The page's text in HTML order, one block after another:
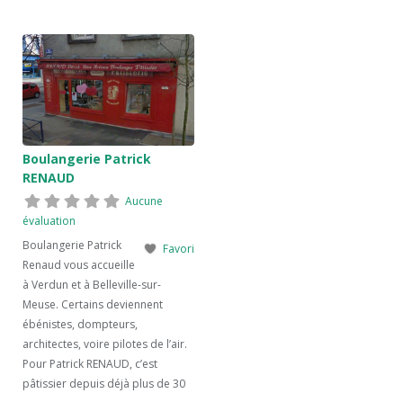
Boulangerie Patrick
RENAUD
Aucune
évaluation
Favori
Boulangerie Patrick
Renaud vous accueille
à Verdun et à Belleville-sur-
Meuse. Certains deviennent
ébénistes, dompteurs,
architectes, voire pilotes de l’air.
Pour Patrick RENAUD, c’est
pâtissier depuis déjà plus de 30